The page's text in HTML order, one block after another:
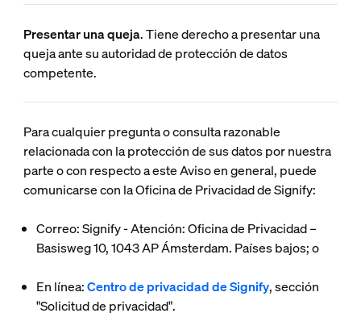
Presentar una queja. Tiene derecho a presentar una
queja ante su autoridad de protección de datos
competente.
Para cualquier pregunta o consulta razonable
relacionada con la protección de sus datos por nuestra
parte o con respecto a este Aviso en general, puede
comunicarse con la Oficina de Privacidad de Signify:
Correo: Signify - Atención: Oficina de Privacidad –
Basisweg 10, 1043 AP Ámsterdam. Países bajos; o
En línea:Centro de privacidad de Signify, sección
"Solicitud de privacidad".